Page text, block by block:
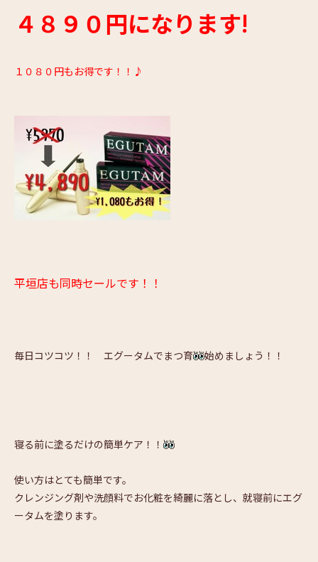
４８９０円になります!
１０８０円もお得です！！♪
平垣店も同時セールです！！
毎日コツコツ！！ エグータムでまつ育 始めましょう！！
寝る前に塗るだけの簡単ケア！！
使い方はとても簡単です。
クレンジング剤や洗顔料でお化粧を綺麗に落とし、就寝前にエグ
ータムを塗ります。